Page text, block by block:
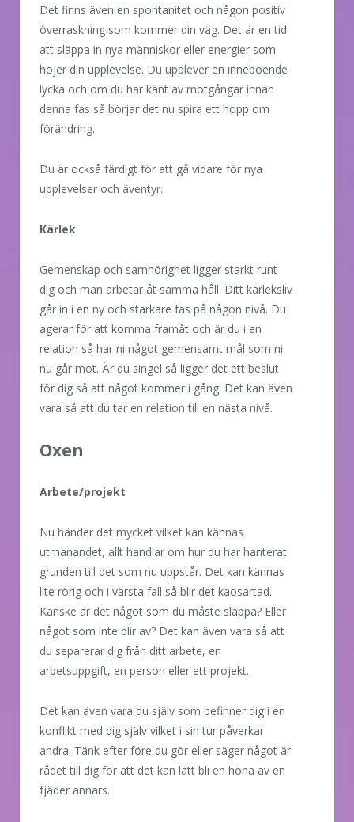
Det finns även en spontanitet och någon positiv
överraskning som kommer din väg. Det är en tid
att släppa in nya människor eller energier som
höjer din upplevelse. Du upplever en inneboende
lycka och om du har känt av motgångar innan
denna fas så börjar det nu spira ett hopp om
förändring.
Du är också färdigt för att gå vidare för nya
upplevelser och äventyr.
Kärlek
Gemenskap och samhörighet ligger starkt runt
dig och man arbetar åt samma håll. Ditt kärleksliv
går in i en ny och starkare fas på någon nivå. Du
agerar för att komma framåt och är du i en
relation så har ni något gemensamt mål som ni
nu går mot. Är du singel så ligger det ett beslut
för dig så att något kommer i gång. Det kan även
vara så att du tar en relation till en nästa nivå.
Oxen
Arbete/projekt
Nu händer det mycket vilket kan kännas
utmanandet, allt handlar om hur du har hanterat
grunden till det som nu uppstår. Det kan kännas
lite rörig och i värsta fall så blir det kaosartad.
Kanske är det något som du måste släppa? Eller
något som inte blir av? Det kan även vara så att
du separerar dig från ditt arbete, en
arbetsuppgift, en person eller ett projekt.
Det kan även vara du själv som befinner dig i en
konflikt med dig själv vilket i sin tur påverkar
andra. Tänk efter före du gör eller säger något är
rådet till dig för att det kan lätt bli en höna av en
fjäder annars.